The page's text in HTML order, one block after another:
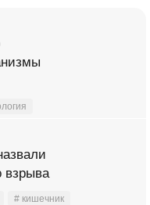
взрыва
# кишечник